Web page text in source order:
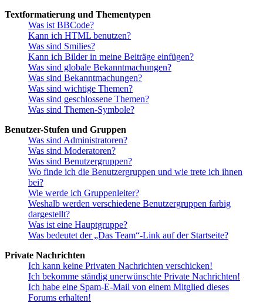
Textformatierung und Thementypen
Was ist BBCode?
Kann ich HTML benutzen?
Was sind Smilies?
Kann ich Bilder in meine Beiträge einfügen?
Was sind globale Bekanntmachungen?
Was sind Bekanntmachungen?
Was sind wichtige Themen?
Was sind geschlossene Themen?
Was sind Themen-Symbole?
Benutzer-Stufen und Gruppen
Was sind Administratoren?
Was sind Moderatoren?
Was sind Benutzergruppen?
Wo finde ich die Benutzergruppen und wie trete ich ihnen
bei?
Wie werde ich Gruppenleiter?
Weshalb werden verschiedene Benutzergruppen farbig
dargestellt?
Was ist eine Hauptgruppe?
Was bedeutet der „Das Team“-Link auf der Startseite?
Private Nachrichten
Ich kann keine Privaten Nachrichten verschicken!
Ich bekomme ständig unerwünschte Private Nachrichten!
Ich habe eine Spam-E-Mail von einem Mitglied dieses
Forums erhalten!